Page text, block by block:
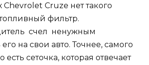
Chevrolet Cruze нет такого
фильтр.
счел ненужным
на свои авто. Точнее, самого
есть сеточка, которая отвечает